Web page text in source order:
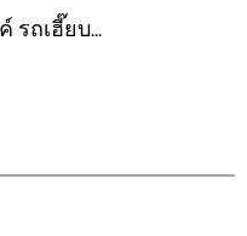
รถเฮี๊ยบ...